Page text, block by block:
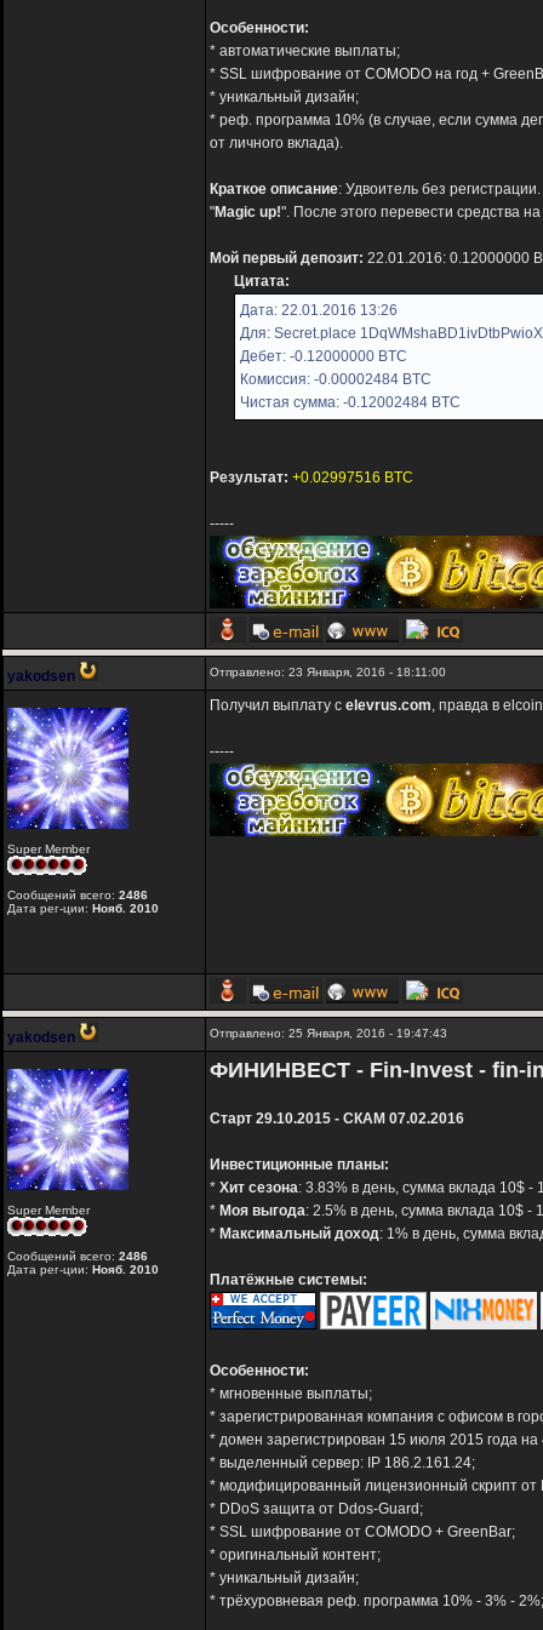
Особенности:
* автоматические выплаты;
* SSL шифрование от COMODO на год +
* уникальный дизайн;
* реф. программа 10% (в случае, если сумма
от личного вклада).
Краткое описание: Удвоитель без
"Magic up!". После этого перевести средства
Мой первый депозит: 22.01.2016: 0.12000000
Цитата:
Дата: 22.01.2016 13:26
Для: Secret.place
Дебет: -0.12000000 BTC
Комиссия: -0.00002484 BTC
Чистая сумма: -0.12002484 BTC
Результат: +0.02997516 BTC
-----
yakodsen Отправлено: 23 Января, 2016 - 18:11:00
Super Member
Сообщений всего: 2486
Дата рег-ции: Нояб. 2010
Получил выплату с elevrus.com, правда в
-----
yakodsen Отправлено: 25 Января, 2016 - 19:47:43
Super Member
Сообщений всего: 2486
Дата рег-ции: Нояб. 2010
ФИНИНВЕСТ - Fin-Invest - fin-
Старт 29.10.2015 - СКАМ 07.02.2016
Инвестиционные планы:
* Хит сезона: 3.83% в день, сумма вклада 10$
* Моя выгода: 2.5% в день, сумма вклада 10$ -
* Максимальный доход: 1% в день, сумма
Платёжные системы:
Особенности:
* мгновенные выплаты;
* зарегистрированная компания с офисом в
* домен зарегистрирован 15 июля 2015 года на
* выделенный сервер: IP 186.2.161.24;
* модифицированный лицензионный скрипт от
* DDoS защита от Ddos-Guard;
* SSL шифрование от COMODO + GreenBar;
* оригинальный контент;
* уникальный дизайн;
* трёхуровневая реф. программа 10% - 3% - 2%;